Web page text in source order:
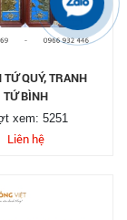
TỨ QUÝ, TRANH
TỨ BÌNH
xem: 5251
Liên hệ